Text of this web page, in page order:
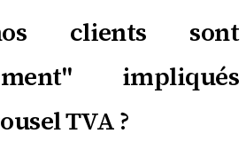
clients sont
impliqués
TVA ?